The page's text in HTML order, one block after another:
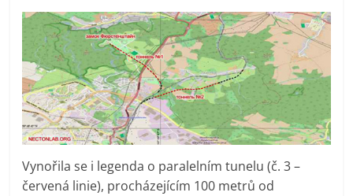
Vynořila se i legenda o paralelním tunelu (č. 3 –
červená linie), procházejícím 100 metrů od